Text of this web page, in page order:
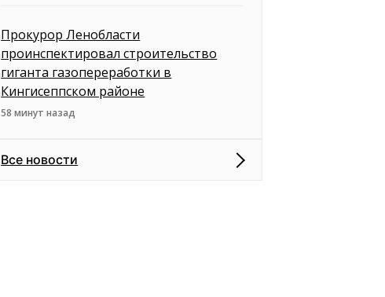
Прокурор Ленобласти
проинспектировал строительство
гиганта газопереработки в
Кингисеппском районе
58 минут назад
Все новости